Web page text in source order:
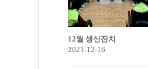
12월 생신잔치
2021-12-16